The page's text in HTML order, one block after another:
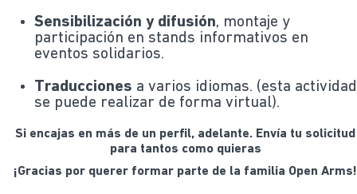
Sensibilización y difusión, montaje y
participación en stands informativos en
eventos solidarios.
Traducciones a varios idiomas. (esta actividad
se puede realizar de forma virtual).
Si encajas en más de un perfil, adelante. Envía tu solicitud
para tantos como quieras
¡Gracias por querer formar parte de la familia Open Arms!